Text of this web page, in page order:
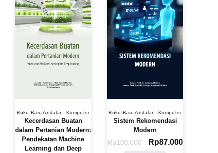
Buku Baru Andalan ,Komputer
Kecerdasan Buatan
dalam Pertanian Modern:
Pendekatan Machine
Learning dan Deep
Buku Baru Andalan ,Komputer
Sistem Rekomendasi
Modern
Rp100.000 Rp87.000